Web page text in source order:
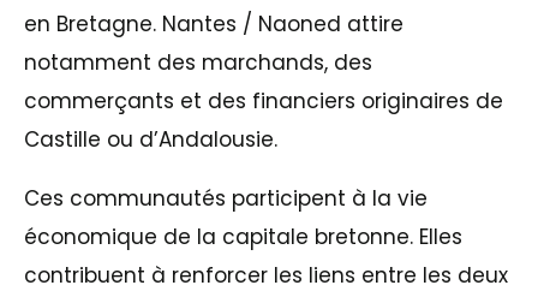
en Bretagne. Nantes / Naoned attire
notamment des marchands, des
commerçants et des financiers originaires de
Castille ou d’Andalousie.
Ces communautés participent à la vie
économique de la capitale bretonne. Elles
contribuent à renforcer les liens entre les deux